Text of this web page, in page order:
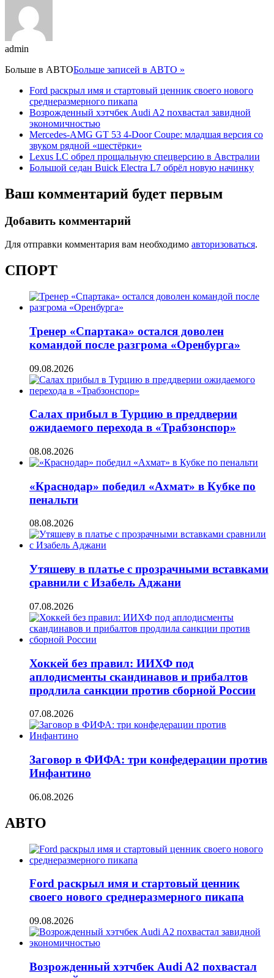
admin
Больше в АВТОБольше записей в АВТО »
Ford раскрыл имя и стартовый ценник своего нового
среднеразмерного пикапа
Возрожденный хэтчбек Audi A2 похвастал завидной
экономичностью
Mercedes-AMG GT 53 4-Door Coupe: младшая версия со
звуком рядной «шестёрки»
Lexus LC обрел прощальную спецверсию в Австралии
Большой седан Buick Electra L7 обрёл новую начинку
Ваш комментарий будет первым
Добавить комментарий
Для отправки комментария вам необходимо авторизоваться.
СПОРТ
Тренер «Спартака» остался доволен
командой после разгрома «Оренбурга»
09.08.2026
Салах прибыл в Турцию в преддверии
ожидаемого перехода в «Трабзонспор»
08.08.2026
«Краснодар» победил «Ахмат» в Кубке по
пенальти
08.08.2026
Утяшеву в платье с прозрачными вставками
сравнили с Изабель Аджани
07.08.2026
Хоккей без правил: ИИХФ под
аплодисменты скандинавов и прибалтов
продлила санкции против сборной России
07.08.2026
Заговор в ФИФА: три конфедерации против
Инфантино
06.08.2026
АВТО
Ford раскрыл имя и стартовый ценник
своего нового среднеразмерного пикапа
09.08.2026
Возрожденный хэтчбек Audi A2 похвастал